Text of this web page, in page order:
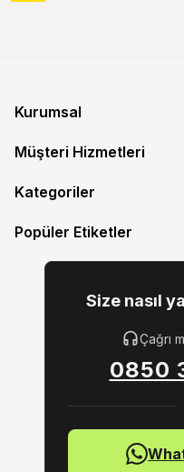
Kurumsal
Müşteri Hizmetleri
Kategoriler
Popüler Etiketler
Size nasıl
Çağrı
0850